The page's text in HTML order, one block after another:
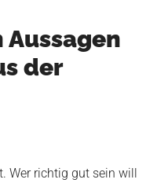
der
Wer richtig gut sein will